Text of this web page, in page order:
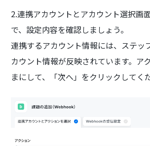
2.連携アカウントとアカウント選択画
で、設定内容を確認しましょう。
連携するアカウント情報には、ステッ
カウント情報が反映されています。ア
まにして、「次へ」をクリックしてく